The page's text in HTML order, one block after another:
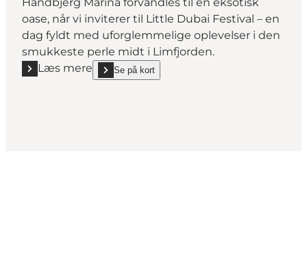
Handbjerg Marina forvandles til en eksotisk
oase, når vi inviterer til Little Dubai Festival – en
dag fyldt med uforglemmelige oplevelser i den
smukkeste perle midt i Limfjorden.
Læs mere
Læs mere "Hook & Cook - Little Dubai festival på
Se på kort
show Hook & Cook - Little Dubai festival på